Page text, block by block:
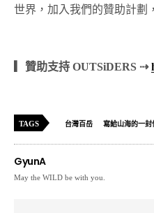
世界，加入我們的贊助計劃
▎贊助支持 OUTSiDERS ⇢
TAGS 台灣百岳 寫給山海的一封
GyunA
May the WILD be with you.